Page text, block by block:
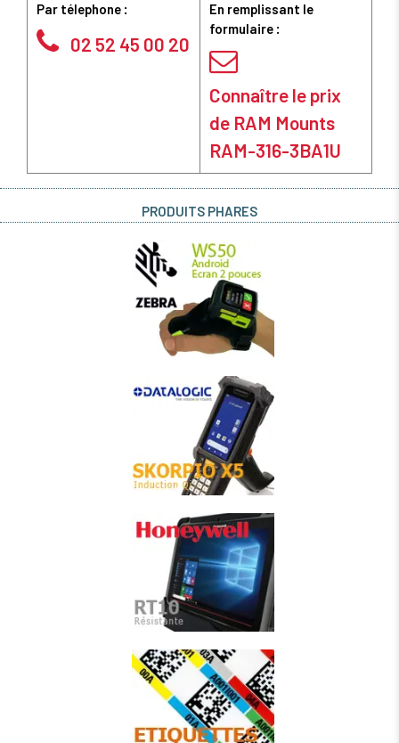
Par télephone :
02 52 45 00 20
En remplissant le
formulaire :
Connaître le prix
de RAM Mounts
RAM-316-3BA1U
PRODUITS PHARES